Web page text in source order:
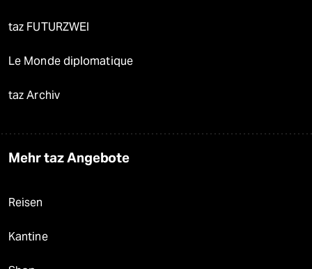
taz FUTURZWEI
Le Monde diplomatique
taz Archiv
Mehr taz Angebote
Reisen
Kantine